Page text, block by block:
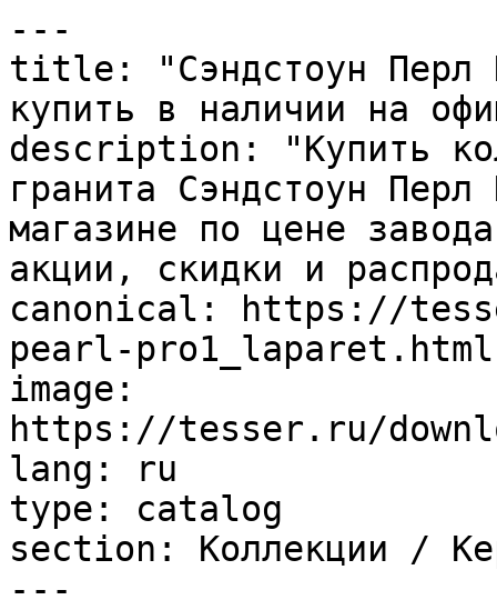
---
title: "Сэндстоун Перл
купить в наличии на
description: "Купить
гранита Сэндстоун
магазине по цене
акции, скидки и
canonical: https://
pearl-pro1_laparet.html
image:
https://tesser.ru/
lang: ru
type: catalog
section: Коллекции /
---